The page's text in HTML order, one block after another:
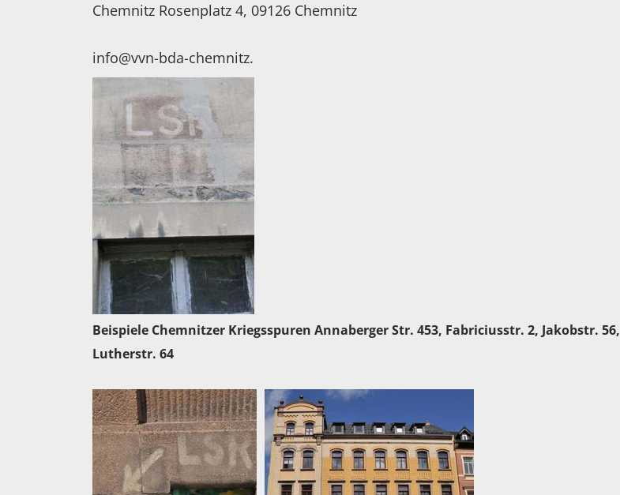
Chemnitz Rosenplatz 4, 09126 Chemnitz
info@vvn-bda-chemnitz.
Beispiele Chemnitzer Kriegsspuren Annaberger Str. 453, Fabriciusstr. 2, Jakobstr. 56,
Lutherstr. 64